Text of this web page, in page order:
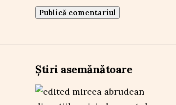
Știri asemănătoare